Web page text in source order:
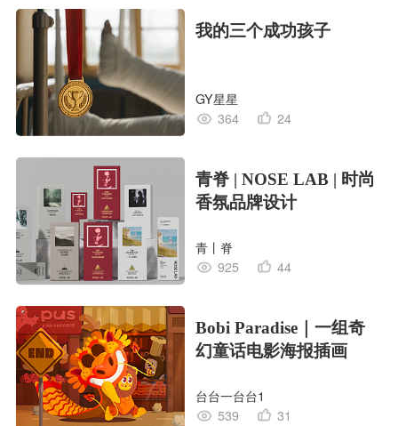
我的三个成功孩子
GY星星
364
24
青脊 | NOSE LAB | 时尚
香氛品牌设计
青丨脊
925
44
Bobi Paradise｜一组奇
幻童话电影海报插画
台台一台台1
539
31